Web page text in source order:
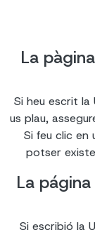
La
Si heu escrit la
us plau,
Si feu clic en
potser
La
Si escribió la